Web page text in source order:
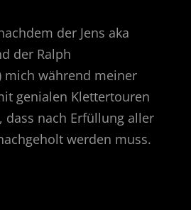
der Jens aka
der Ralph
mich während meiner
genialen Klettertouren
dass nach Erfüllung aller
werden muss.